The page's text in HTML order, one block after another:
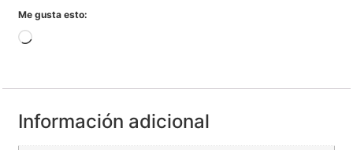
Me gusta esto:
Información adicional